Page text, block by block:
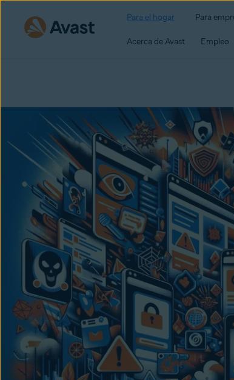
Para el hogar Para
Acerca de Avast Empleo